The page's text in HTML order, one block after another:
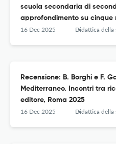
scuola secondaria di
approfondimento su cinque
16 Dec 2025 Didattica della storia – Journal of Research and
Recensione: B. Borghi e F.
Mediterraneo. Incontri tra
editore, Roma 2025
16 Dec 2025 Didattica della storia – Journal of Research and